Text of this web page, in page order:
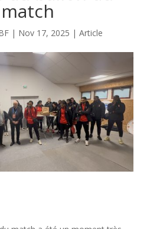
match
| Nov 17, 2025 | Article